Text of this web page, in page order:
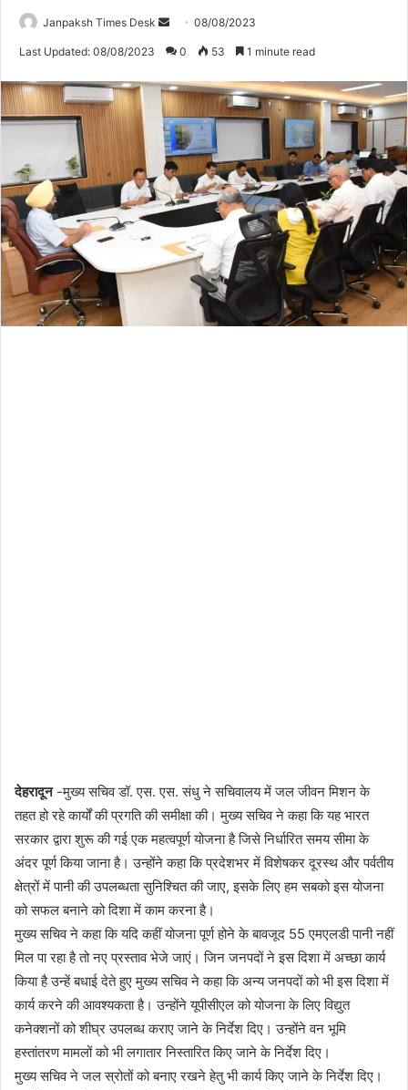
Janpaksh Times Desk
e
d
a
n
e
m
a
l
08/08/2023
Last Updated: 08/08/2023 0 53 1 minute read
देहरादून-मुख्य सचिव डॉ. एस. एस. संधु ने सचिवालय में जल जीवन मिशन के
तहत हो रहे कार्यों की प्रगति की समीक्षा की। मुख्य सचिव ने कहा कि यह भारत
सरकार द्वारा शुरू की गई एक महत्वपूर्ण योजना है जिसे निर्धारित समय सीमा के
अंदर पूर्ण किया जाना है। उन्होंने कहा कि प्रदेशभर में विशेषकर दूरस्थ और पर्वतीय
क्षेत्रों में पानी की उपलब्धता सुनिश्चित की जाए, इसके लिए हम सबको इस योजना
को सफल बनाने को दिशा में काम करना है।
मुख्य सचिव ने कहा कि यदि कहीं योजना पूर्ण होने के बावजूद 55 एमएलडी पानी नहीं
मिल पा रहा है तो नए प्रस्ताव भेजे जाएं। जिन जनपदों ने इस दिशा में अच्छा कार्य
किया है उन्हें बधाई देते हुए मुख्य सचिव ने कहा कि अन्य जनपदों को भी इस दिशा में
कार्य करने की आवश्यकता है। उन्होंने यूपीसीएल को योजना के लिए विद्युत
कनेक्शनों को शीघ्र उपलब्ध कराए जाने के निर्देश दिए। उन्होंने वन भूमि
हस्तांतरण मामलों को भी लगातार निस्तारित किए जाने के निर्देश दिए।
मुख्य सचिव ने जल स्रोतों को बनाए रखने हेतु भी कार्य किए जाने के निर्देश दिए।